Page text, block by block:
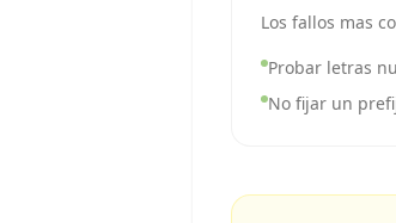
Los fallos mas
Probar letras
No fijar un